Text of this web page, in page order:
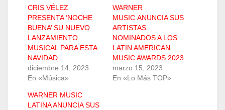
CRIS VÉLEZ
PRESENTA ‘NOCHE
BUENA’ SU NUEVO
LANZAMIENTO
MUSICAL PARA ESTA
NAVIDAD
diciembre 14, 2023
En «Música»
WARNER
MUSIC ANUNCIA SUS
ARTISTAS
NOMINADOS A LOS
LATIN AMERICAN
MUSIC AWARDS 2023
marzo 15, 2023
En «Lo Más TOP»
WARNER MUSIC
LATINA ANUNCIA SUS